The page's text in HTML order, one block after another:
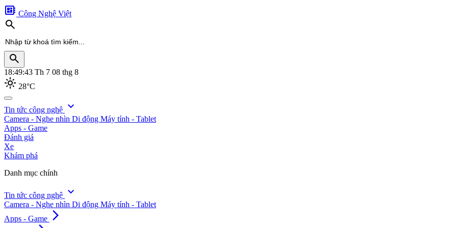
developer_board Công Nghệ Việt
search
search
18:49:44 Th 7 08 thg 8
light_mode 28°C
search
Tin tức công nghệ expand_more
Camera - Nghe nhìn Di động Máy tính - Tablet
Apps - Game
Đánh giá
Xe
Khám phá
Danh mục chính
Tin tức công nghệ expand_more
Camera - Nghe nhìn Di động Máy tính - Tablet
Apps - Game arrow_forward_ios